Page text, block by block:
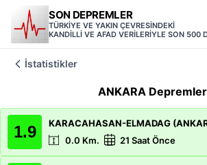
SON DEPREMLER
TÜRKİYE VE YAKIN ÇEVRESİNDEKİ
KANDİLLİ VE AFAD VERİLERİYLE SON 500
İstatistikler
ANKARA
1.9
KARACAHASAN-ELMADAG
0.0 Km. 21 Saat Önce